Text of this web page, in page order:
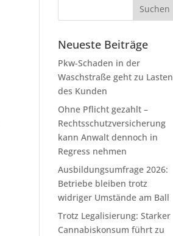
Neueste Beiträge
Pkw-Schaden in der
Waschstraße geht zu Lasten
des Kunden
Ohne Pflicht gezahlt –
Rechtsschutzversicherung
kann Anwalt dennoch in
Regress nehmen
Ausbildungsumfrage 2026:
Betriebe bleiben trotz
widriger Umstände am Ball
Trotz Legalisierung: Starker
Cannabiskonsum führt zu